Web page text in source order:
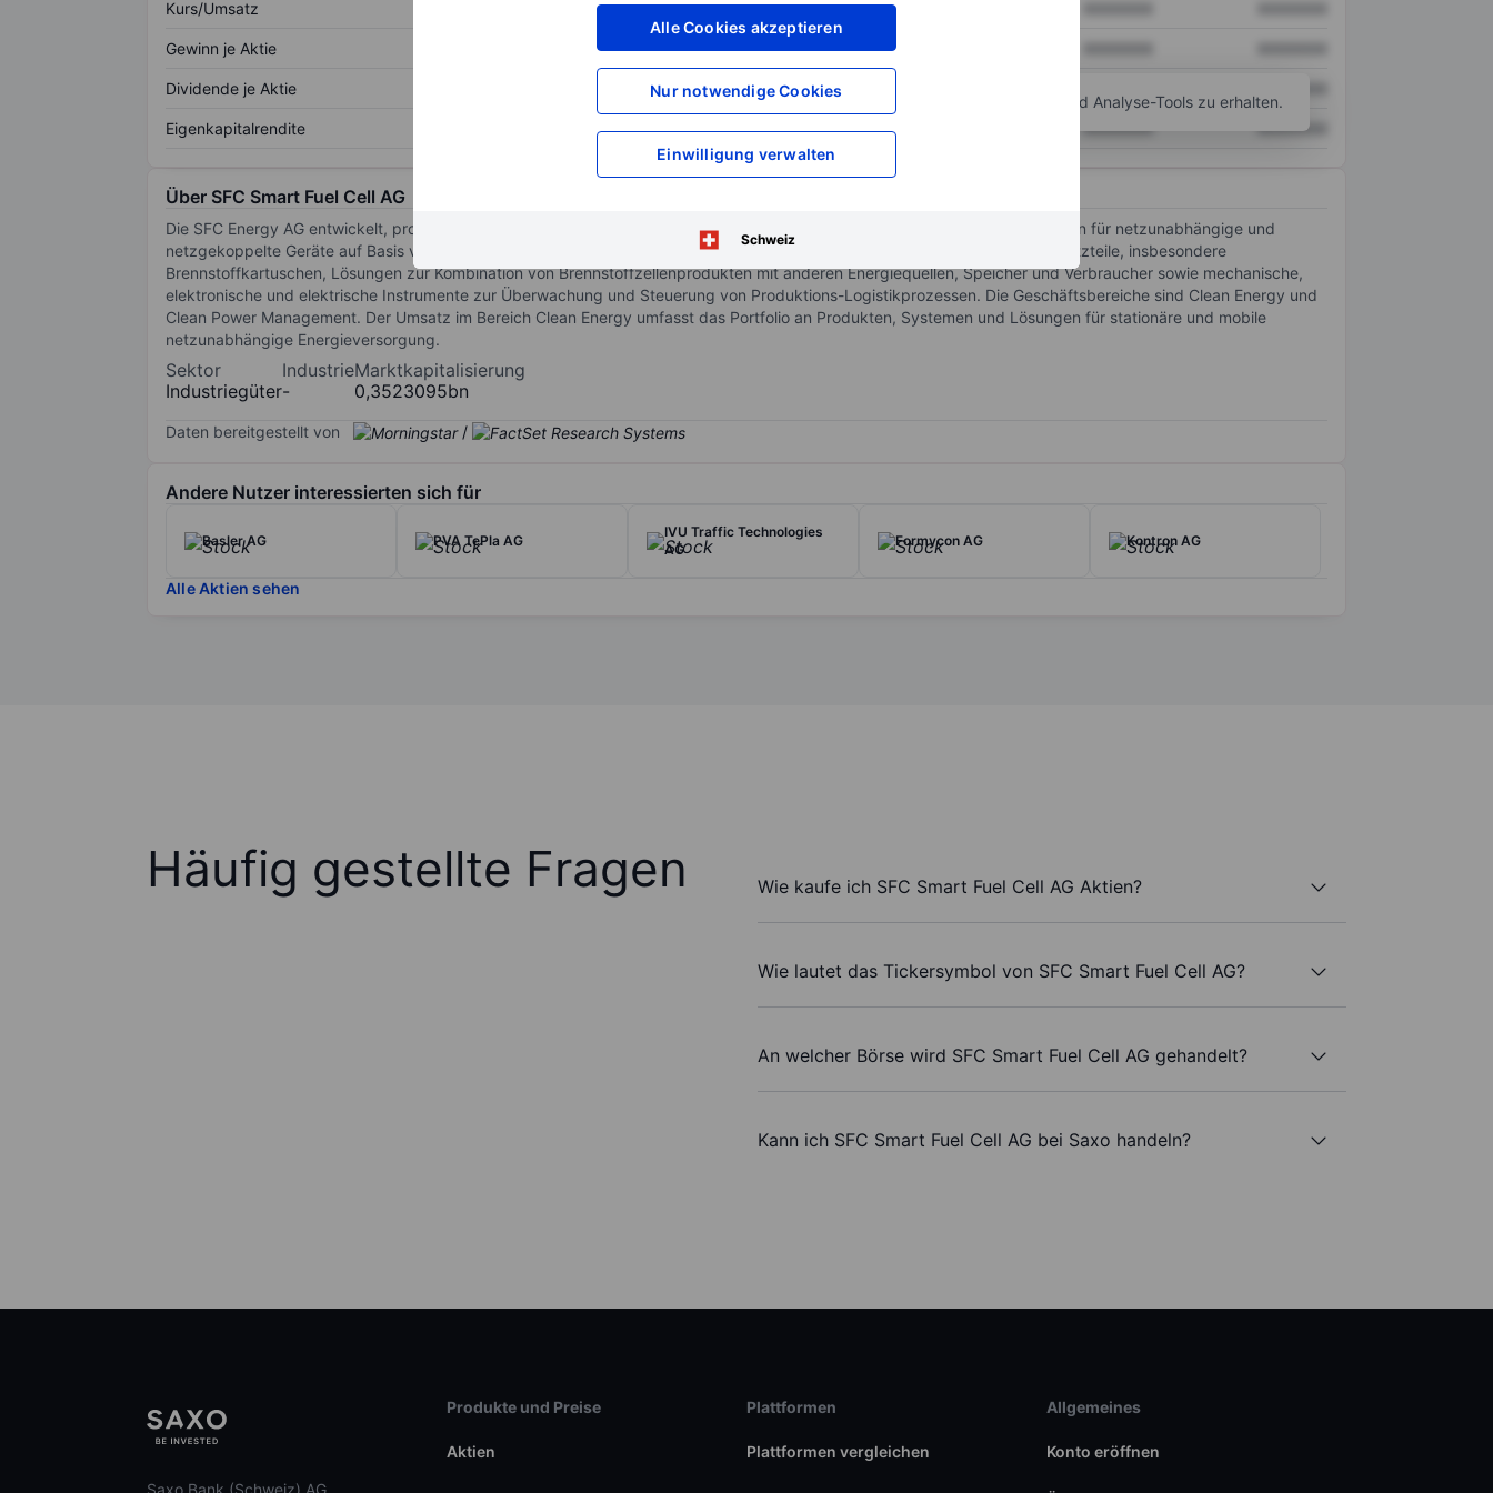
Alle Cookies akzeptieren
Nur notwendige Cookies
Einwilligung verwalten
Schweiz
Kurs/Umsatz XXXXXXX
Gewinn je Aktie XXXXXXX
Dividende je Aktie XXXXXXX
Eigenkapitalrendite XXXXXXX XXXXXXX XXXXXXX
Konto eröffnenum Zugriff auf mehr Diagramm- und Analyse-Tools zu erhalten.
Über SFC Smart Fuel Cell AG
Die SFC Energy AG entwickelt, produziert und vertreibt moderne Energieversorgungssysteme sowie Module und Komponenten für netzunabhängige und
netzgekoppelte Geräte auf Basis von Brennstoffzellentechnologie. Das Produktportfolio umfasst außerdem Zubehör und Ersatzteile, insbesondere
Brennstoffkartuschen, Lösungen zur Kombination von Brennstoffzellenprodukten mit anderen Energiequellen, Speicher und Verbraucher sowie mechanische,
elektronische und elektrische Instrumente zur Überwachung und Steuerung von Produktions-Logistikprozessen. Die Geschäftsbereiche sind Clean Energy und
Clean Power Management. Der Umsatz im Bereich Clean Energy umfasst das Portfolio an Produkten, Systemen und Lösungen für stationäre und mobile
netzunabhängige Energieversorgung.
Sektor
Industriegüter
Industrie
-
Marktkapitalisierung
0,3523095bn
Daten bereitgestellt von /
Andere Nutzer interessierten sich für
Basler AG PVA TePla AG
IVU Traffic Technologies
AG
Formycon AG Kontron AG
Alle Aktien sehen
Häufig gestellte Fragen Wie kaufe ich SFC Smart Fuel Cell AG Aktien?
Wie lautet das Tickersymbol von SFC Smart Fuel Cell AG?
An welcher Börse wird SFC Smart Fuel Cell AG gehandelt?
Kann ich SFC Smart Fuel Cell AG bei Saxo handeln?
Produkte und Preise
Aktien
Plattformen
Plattformen vergleichen
Allgemeines
Konto eröffnen